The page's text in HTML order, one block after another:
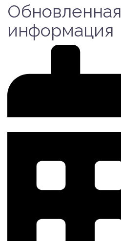
Обновленная
информация